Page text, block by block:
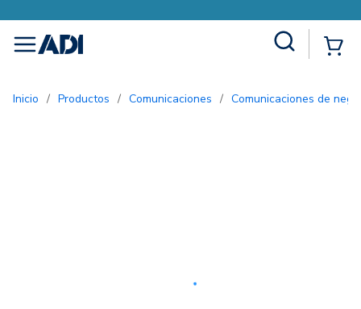
menu
Inicio / Productos / Comunicaciones / Comunicaciones de